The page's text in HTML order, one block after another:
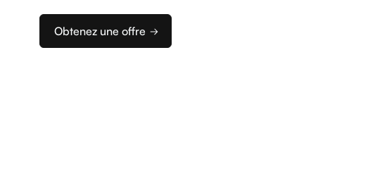
Obtenez une offre